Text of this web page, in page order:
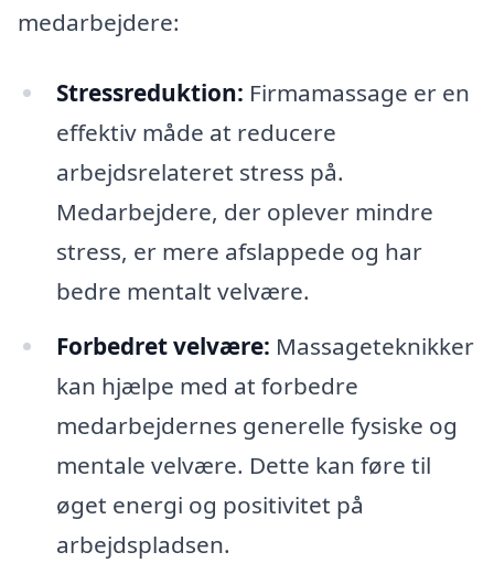
medarbejdere:
Stressreduktion: Firmamassage er en
effektiv måde at reducere
arbejdsrelateret stress på.
Medarbejdere, der oplever mindre
stress, er mere afslappede og har
bedre mentalt velvære.
Forbedret velvære: Massageteknikker
kan hjælpe med at forbedre
medarbejdernes generelle fysiske og
mentale velvære. Dette kan føre til
øget energi og positivitet på
arbejdspladsen.